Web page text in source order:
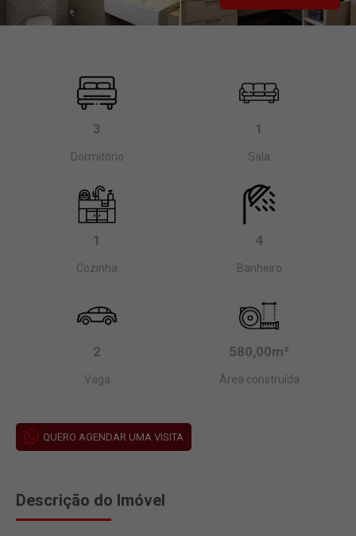
3
Dormitório
1
Sala
1
Cozinha
4
Banheiro
2
Vaga
580,00m²
Área construída
QUERO AGENDAR UMA VISITA
Descrição do Imóvel